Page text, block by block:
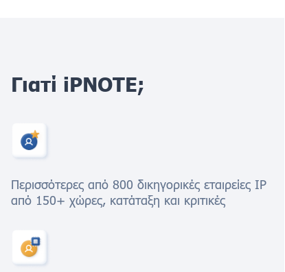
Γιατί iPNOTE;
Περισσότερες από 800 δικηγορικές εταιρείες IP
από 150+ χώρες, κατάταξη και κριτικές